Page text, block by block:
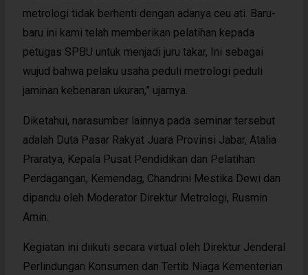
metrologi tidak berhenti dengan adanya ceu ati. Baru-
baru ini kami telah memberikan pelatihan kepada
petugas SPBU untuk menjadi juru takar, Ini sebagai
wujud bahwa pelaku usaha peduli metrologi peduli
jaminan kebenaran ukuran,” ujarnya.
Diketahui, narasumber lainnya pada seminar tersebut
adalah Duta Pasar Rakyat Juara Provinsi Jabar, Atalia
Praratya, Kepala Pusat Pendidikan dan Pelatihan
Perdagangan, Kemendag, Chandrini Mestika Dewi dan
dipandu oleh Moderator Direktur Metrologi, Rusmin
Amin.
Kegiatan ini diikuti secara virtual oleh Direktur Jenderal
Perlindungan Konsumen dan Tertib Niaga Kementerian